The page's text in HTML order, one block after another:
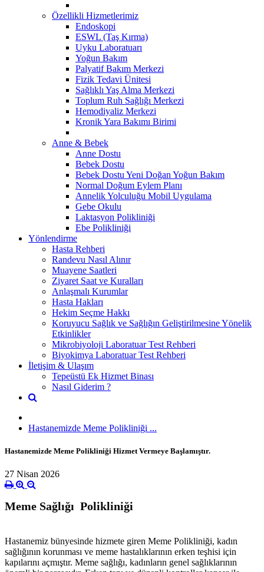
Özellikli Hizmetlerimiz
Endoskopi
ESWL (Taş Kırma)
Uyku Laboratuarı
Yoğun Bakım
Palyatif Bakım Merkezi
Fizik Tedavi Ünitesi
Sağlıklı Yaş Alma Merkezi
Toplum Ruh Sağlığı Merkezi
Hemodiyaliz Merkezi
Kronik Yara Bakımı Birimi
Anne & Bebek
Anne Dostu
Bebek Dostu
Bebek Dostu Yeni Doğan Yoğun Bakım
Normal Doğum Eylem Planı
Annelik Yolculuğu Mobil Uygulama
Gebe Okulu
Laktasyon Polikliniği
Ebe Polikliniği
Yönlendirme
Hasta Rehberi
Randevu Nasıl Alınır
Muayene Saatleri
Ziyaret Saat ve Kuralları
Anlaşmalı Kurumlar
Hasta Hakları
Hekim Seçme Hakkı
Koruyucu Sağlık ve Sağlığın Geliştirilmesine Yönelik
Etkinlikler
Mikrobiyoloji Laboratuar Test Rehberi
Biyokimya Laboratuar Test Rehberi
İletişim & Ulaşım
Tepeüstü Ek Hizmet Binası
Nasıl Giderim ?
Hastanemizde Meme Polikliniği ...
Hastanemizde Meme Polikliniği Hizmet Vermeye Başlamıştır.
27 Nisan 2026
Meme Sağlığı Polikliniği
Hastanemiz bünyesinde hizmete giren Meme Polikliniği, kadın
sağlığının korunması ve meme hastalıklarının erken teşhisi için
kapılarını açmıştır. Meme sağlığı, kadınların genel sağlıklarının